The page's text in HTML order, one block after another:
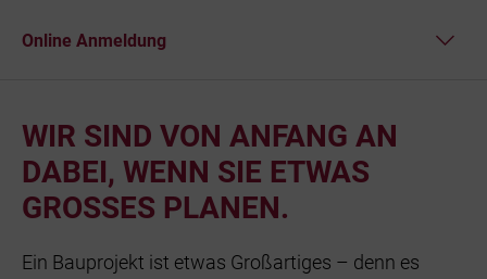
Online Anmeldung
Checkliste
WIR SIND VON ANFANG AN
DABEI, WENN SIE ETWAS
GROSSES PLANEN.
Ein Bauprojekt ist etwas Großartiges – denn es